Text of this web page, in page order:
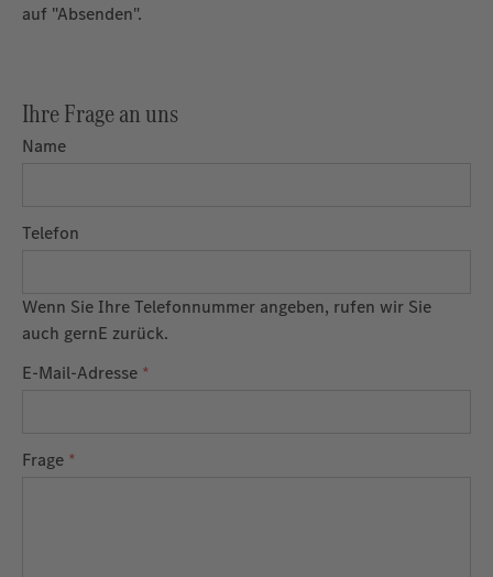
auf "Absenden".
Ihre Frage an uns
Name
Telefon
Wenn Sie Ihre Telefonnummer angeben, rufen wir Sie
auch gernE zurück.
E-Mail-Adresse *
Frage *